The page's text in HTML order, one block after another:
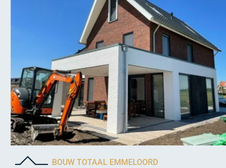
BOUW TOTAAL EMMELOORD